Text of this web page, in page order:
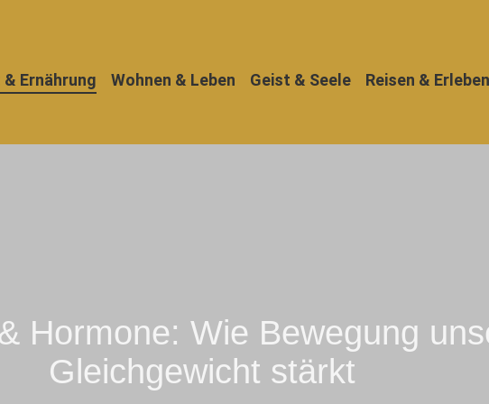
Ernährung Wohnen & Leben Geist & Seele Reisen & Erleben
Hormone: Wie Bewegung
Gleichgewicht stärkt